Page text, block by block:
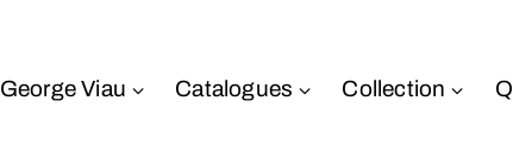
George Viau Catalogues Collection